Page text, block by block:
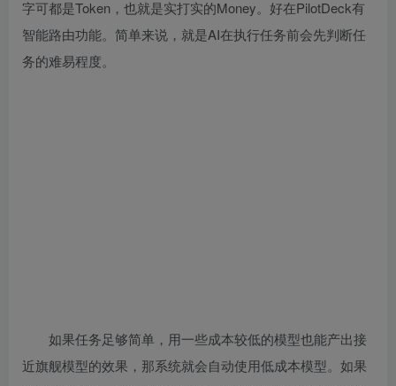
字可都是Token，也就是实打实的Money。好在PilotDeck有
智能路由功能。简单来说，就是AI在执行任务前会先判断任
务的难易程度。
如果任务足够简单，用一些成本较低的模型也能产出接
近旗舰模型的效果，那系统就会自动使用低成本模型。如果